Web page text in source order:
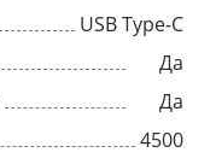
USB Type-C
Да
Да
4500